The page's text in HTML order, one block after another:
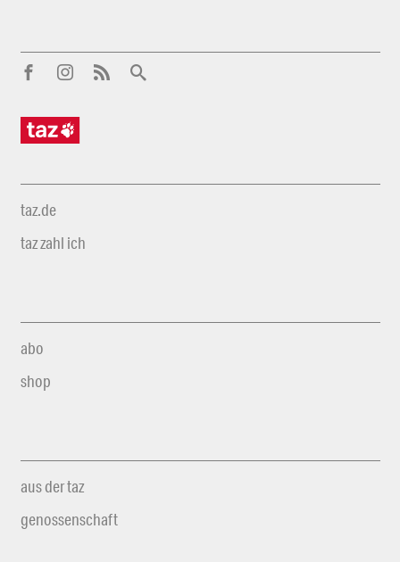
taz.de
taz zahl ich
abo
shop
aus der taz
genossenschaft